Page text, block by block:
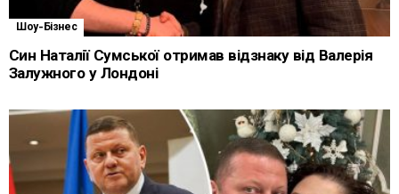
Шоу-Бізнес
Син Наталії Сумської отримав відзнаку від Валерія
Залужного у Лондоні